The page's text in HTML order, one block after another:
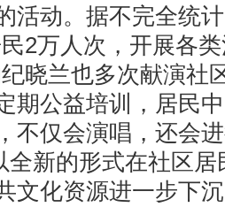
活动。据不完全统
2万人次，开展各
晓兰也多次献演社
期公益培训，居民
不仅会演唱，还会
全新的形式在社区
化资源进一步下沉